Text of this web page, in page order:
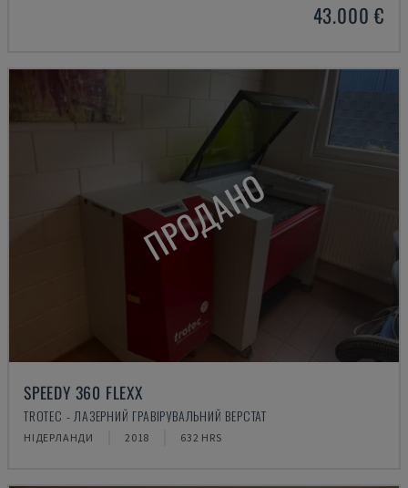
43.000 €
ПРОДАНО
SPEEDY 360 FLEXX
TROTEC - ЛАЗЕРНИЙ ГРАВІРУВАЛЬНИЙ ВЕРСТАТ
НІДЕРЛАНДИ 2018 632 HRS